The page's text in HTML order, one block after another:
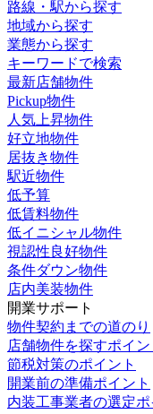
路線・駅から探す
地域から探す
業態から探す
キーワードで検索
最新店舗物件
Pickup物件
人気上昇物件
好立地物件
居抜き物件
駅近物件
低予算
低賃料物件
低イニシャル物件
視認性良好物件
条件ダウン物件
店内美装物件
開業サポート
物件契約までの道のり
店舗物件を探すポイン
節税対策のポイント
開業前の準備ポイント
内装工事業者の選定ポ